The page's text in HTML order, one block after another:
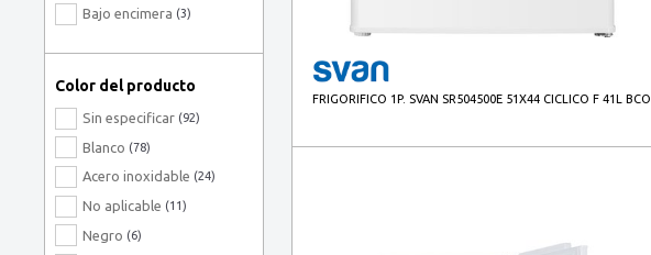
Bajo encimera (3)
Color del producto
Sin especificar (92)
Blanco (78)
Acero inoxidable (24)
No aplicable (11)
Negro (6)
FRIGORIFICO 1P. SVAN SR504500E 51X44 CICLICO F 41L BCO